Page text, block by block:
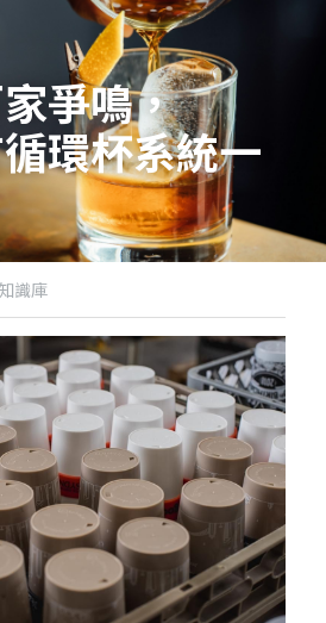
爭鳴，
環杯系統一
識庫